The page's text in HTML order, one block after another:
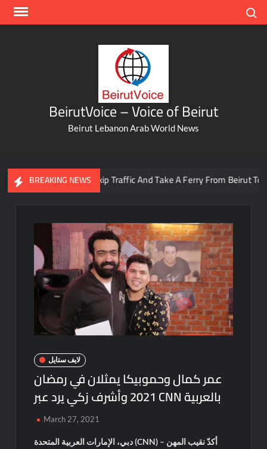
Skip
BeirutVoice – Voice of Beirut
Beirut Lebanon Arab World News
BREAKING NEWS
You Can Now Skip Traffic And Take A Ferry From Beirut To
لايف ستايل
عمر كمال وحموبيكا يمثلان في رمضان
2021 وأشرف زكي يرد عبر CNN بالعربية
March 27, 2021
دبي، الإمارات العربية المتحدة (CNN) – أكدّ نقيب المهن